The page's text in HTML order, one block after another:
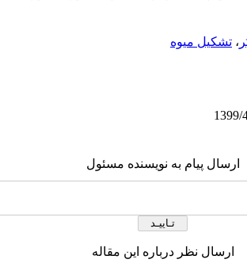
، تشکیل میوه
ارسال پیام به نویسنده مسئول
ارسال نظر درباره این مقاله